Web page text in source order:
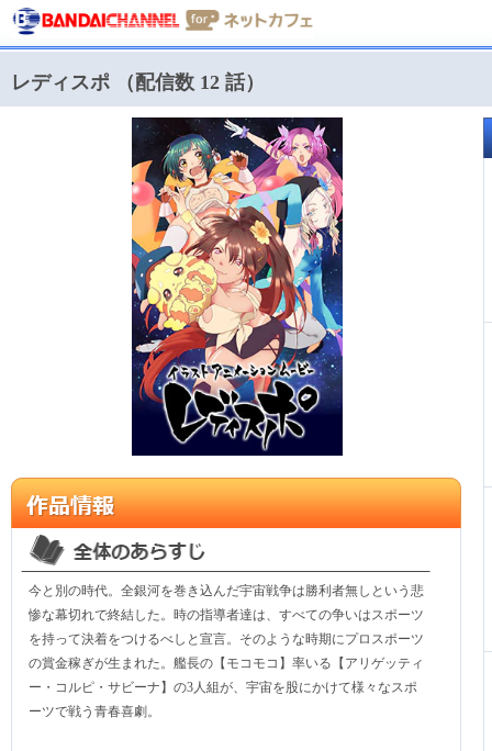
レディスポ （配信数 12 話）
今と別の時代。全銀河を巻き込んだ宇宙戦争は勝利者無しという悲
惨な幕切れで終結した。時の指導者達は、すべての争いはスポーツ
を持って決着をつけるべしと宣言。そのような時期にプロスポーツ
の賞金稼ぎが生まれた。艦長の【モコモコ】率いる【アリゲッティ
ー・コルピ・サビーナ】の3人組が、宇宙を股にかけて様々なスポ
ーツで戦う青春喜劇。